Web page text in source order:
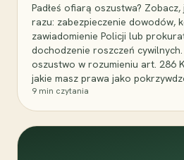
Padłeś ofiarą oszustwa?
razu: zabezpieczenie dowodów,
zawiadomienie Policji lub
dochodzenie roszczeń
oszustwo w rozumieniu art. 286
jakie masz prawa jako
9 min czytania